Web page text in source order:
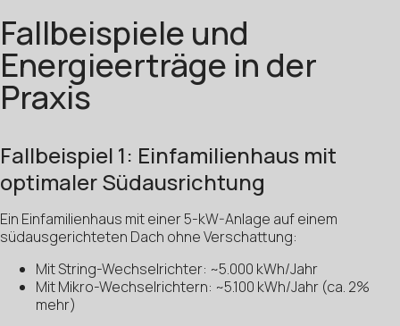
Fallbeispiele und
Energieerträge in der
Praxis
Fallbeispiel 1: Einfamilienhaus mit
optimaler Südausrichtung
Ein Einfamilienhaus mit einer 5-kW-Anlage auf einem
südausgerichteten Dach ohne Verschattung:
Mit String-Wechselrichter: ~5.000 kWh/Jahr
Mit Mikro-Wechselrichtern: ~5.100 kWh/Jahr (ca. 2%
mehr)